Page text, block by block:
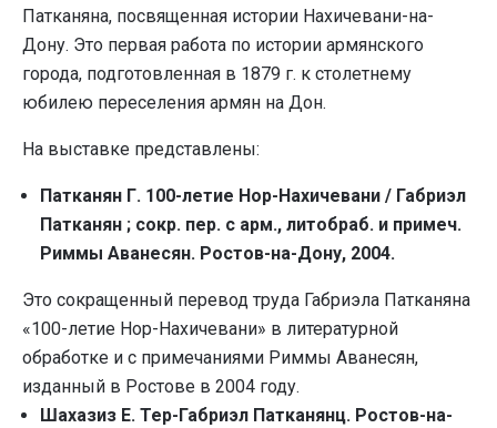
Патканяна, посвященная истории Нахичевани-на-
Дону. Это первая работа по истории армянского
города, подготовленная в 1879 г. к столетнему
юбилею переселения армян на Дон.
На выставке представлены:
Патканян Г. 100-летие Нор-Нахичевани / Габриэл
Патканян ; сокр. пер. с арм., литобраб. и примеч.
Риммы Аванесян. Ростов-на-Дону, 2004.
Это сокращенный перевод труда Габриэла Патканяна
«100-летие Нор-Нахичевани» в литературной
обработке и с примечаниями Риммы Аванесян,
изданный в Ростове в 2004 году.
Шахазиз Е. Тер-Габриэл Патканянц. Ростов-на-